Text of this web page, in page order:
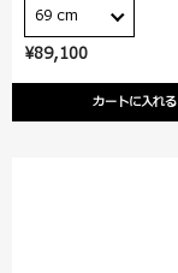
¥89,100
カートに入れる
69 cm